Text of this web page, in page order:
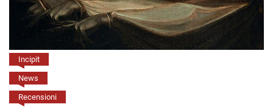
per
non
dimenticare”
Incipit
News
Recensioni